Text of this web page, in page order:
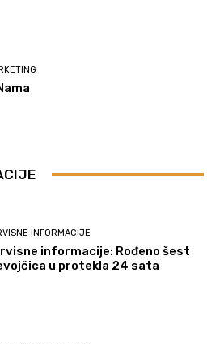
INFORMACIJE
informacije: Rođeno šest
u protekla 24 sata